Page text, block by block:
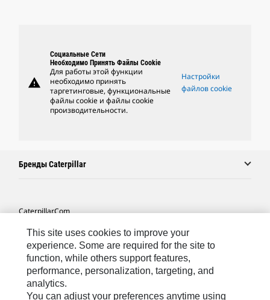
warning
Социальные Сети
Необходимо Принять Файлы Cookie
Для работы этой функции
необходимо принять
таргетинговые, функциональные
файлы cookie и файлы cookie
производительности.
Настройки
файлов cookie
Бренды Caterpillar
Caterpillar.com
Связаться С Caterpillar
Карта Сайта
Cookie Settings
Юридическая Информация
This site uses cookies to improve your
experience. Some are required for the site to
function, while others support features,
performance, personalization, targeting, and
analytics.
You can adjust your preferences anytime using